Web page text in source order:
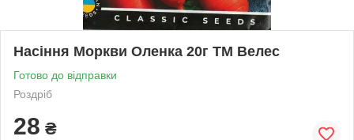
Насіння Моркви Оленка 20г ТМ Велес
Готово до відправки
Роздріб
28 ₴